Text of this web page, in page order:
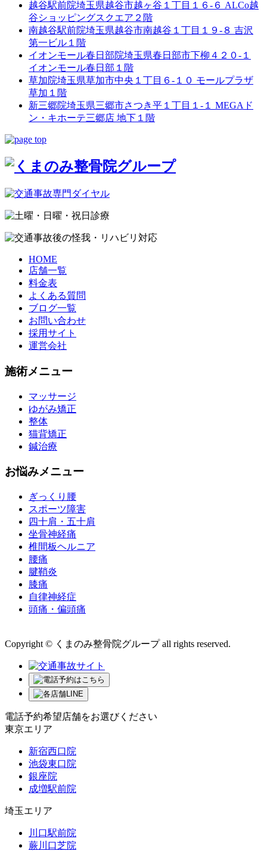
越谷駅前院埼玉県越谷市越ヶ谷１丁目１６-６ ALCo越
谷ショッピングスクエア２階
南越谷駅前院埼玉県越谷市南越谷１丁目１９-８ 吉沢
第一ビル１階
イオンモール春日部院埼玉県春日部市下柳４２０-１
イオンモール春日部１階
草加院埼玉県草加市中央１丁目６-１０ モールプラザ
草加１階
新三郷院埼玉県三郷市さつき平１丁目１-１ MEGAド
ン・キホーテ三郷店 地下１階
HOME
店舗一覧
料金表
よくある質問
ブログ一覧
お問い合わせ
採用サイト
運営会社
施術メニュー
マッサージ
ゆがみ矯正
整体
猫背矯正
鍼治療
お悩みメニュー
ぎっくり腰
スポーツ障害
四十肩・五十肩
坐骨神経痛
椎間板ヘルニア
腰痛
腱鞘炎
膝痛
自律神経症
頭痛・偏頭痛
Copyright © くまのみ整骨院グループ all rights reserved.
電話予約希望店舗をお選びください
東京エリア
新宿西口院
池袋東口院
銀座院
成増駅前院
埼玉エリア
川口駅前院
蕨川口芝院